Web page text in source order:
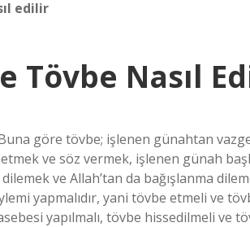
edilir
Tövbe Nasıl
göre tövbe; işlenen günahtan
ve söz vermek, işlenen günah
ve Allah’tan da bağışlanma
yapmalıdır, yani tövbe etmeli ve
yapılmalı, tövbe hissedilmeli ve